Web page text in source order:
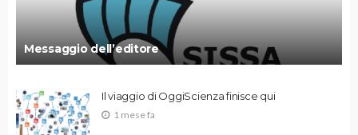
Messaggio dell’editore
Il viaggio di OggiScienza finisce qui
1 mese fa